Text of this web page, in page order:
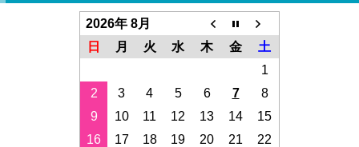
2026年 8月
日
月 火 水 木 金
土
1
2
3 4 5 6 7
8
9
10 11 12 13 14
15
16
17 18 19 20 21
22